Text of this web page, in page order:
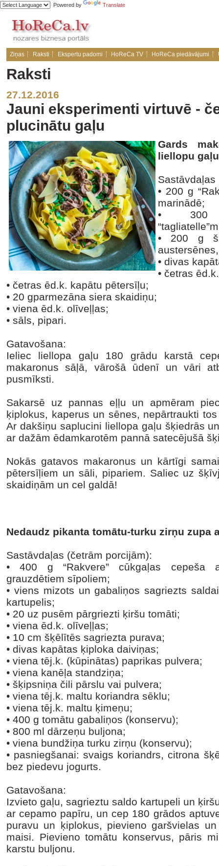
Powered by Translate
Ziņas Raksti Ekspertu padomi HoReCa TV HoReCa piedāvājumi
Raksti
27.12.2016
Jauni eksperimenti virtuvē -
plucinātu gaļu
Gards
liellopu gaļu
Sastāvdaļas
• 200 g
marinādē;
•
•
200 g
• divas
• četras
• četras ēd.k. kapātu pētersīļu;
• 20 gparmezāna siera skaidiņu;
• viena ēd.k. olīveļļas;
• sāls, pipari.
Gatavošana:
Ieliec liellopa gaļu 180 grādu karstā
makaronus sāļā, vārošā ūdenī un vāri
pusmīksti.
Sakarsē uz pannas eļļu un apmēram
ķiplokus, kaperus un sēnes, nepārtraukti
Ar dakšiņu saplucini liellopa gaļu šķiedrās
ar dažām ēdamkarotēm pannā satecējušā
Nokās gatavos makaronus un kārtīgi
pētersīļiem un sāli, pipariem. Saliec uz
skaidiņām un cel galdā!
Nedaudz pikanta tomātu-turku zirņu zupa
Sastāvdaļas (četrām porcijām):
•
400 g “Rakvere” cūkgaļas cepeša
grauzdētiem sīpoliem;
• viens mizots un gabaliņos sagriezts
kartupelis;
• 20 uz pusēm pārgriezti ķiršu tomāti;
• viena ēd.k. olīveļļas;
• 10 cm šķēlītēs sagriezta purava;
• divas kapātas ķiploka daiviņas;
• viena tēj.k. (kūpinātas) paprikas pulvera;
• viena kanēļa standziņa;
• šķipsniņa čili pārslu vai pulvera;
• viena tēj.k. maltu koriandra sēklu;
• viena tēj.k. maltu ķimeņu;
• 400 g tomātu gabaliņos (konservu);
• 800 ml dārzeņu buljona;
• viena bundžiņa turku zirņu (konservu);
• pasniegšanai: svaigs koriandrs, citrona
bez piedevu jogurts.
Gatavošana:
Izvieto gaļu, sagrieztu saldo kartupeli un
ar cepamo papīru, un cep 180 grādos
puravu un ķiplokus, pievieno garšvielas
maisi. Pievieno tomātu konservus, pāris
karstu buljonu.